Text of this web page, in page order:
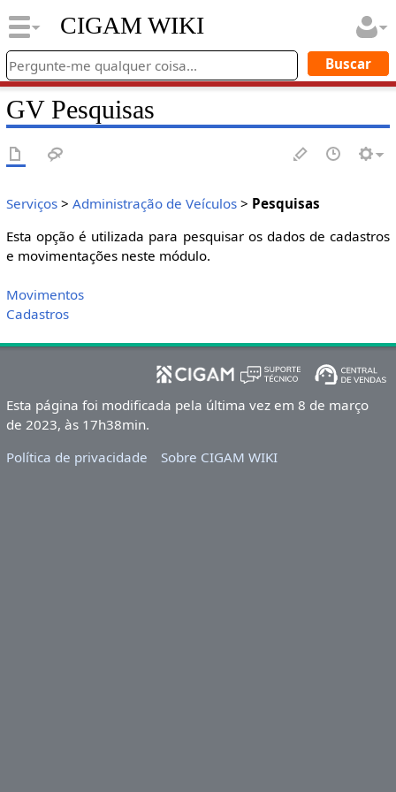
CIGAM WIKI
GV Pesquisas
Serviços> Administração de Veículos> Pesquisas
Esta opção é utilizada para pesquisar os dados de cadastros
e movimentações neste módulo.
Movimentos
Cadastros
Esta página foi modificada pela última vez em 8 de março
de 2023, às 17h38min.
Política de privacidade
Sobre CIGAM WIKI